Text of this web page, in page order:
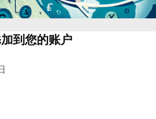
到您的账户